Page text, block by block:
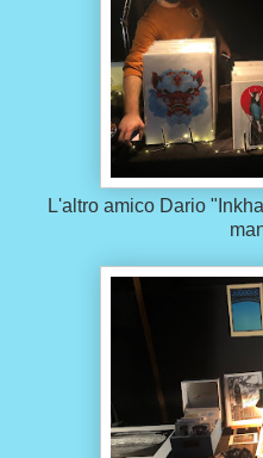
L'altro amico Dario